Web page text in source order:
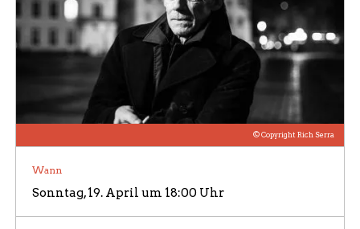
SPONSOREN UND PARTNER
ÜBER UNS / BILDERGALERIE
© Copyright Rich Serra
Wann
Sonntag, 19. April um 18:00 Uhr